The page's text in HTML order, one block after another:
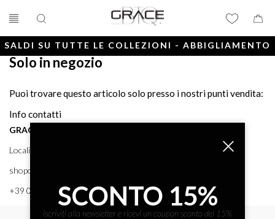
SALDI SU TUTTE LE COLLEZIONI - ABBIGLIAMENTO
Solo in negozio
Puoi trovare questo articolo solo presso i nostri punti vendita:
Info contatti
GRACE BTQ
Località Porto, 38 58043 - PUNTA ALA (GR) GRACE BTQ
shoponline@gracebtq.com
+39 0564 92 24 24SCONTO 15%
iscriviti alla newsletter e ricevi un coupon sconto del 15%